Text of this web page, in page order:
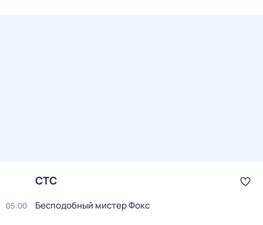
СТС
05:00 Бесподобный мистер Фокс